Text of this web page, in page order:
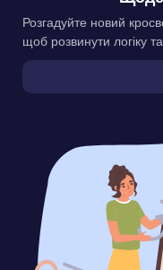
Розгадуйте новий
щоб розвинути логіку